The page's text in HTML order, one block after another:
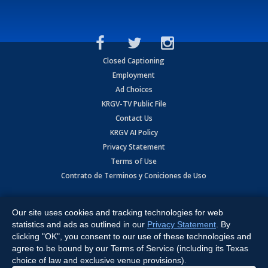
Closed Captioning
Employment
Ad Choices
KRGV-TV Public File
Contact Us
KRGV AI Policy
Privacy Statement
Terms of Use
Contrato de Terminos y Coniciones de Uso
Expressway, Weslaco, TX 78596.
All Rights Reserved. Powered by:Ruby Shore Software
Our site uses cookies and tracking technologies for web
statistics and ads as outlined in our Privacy Statement . By
clicking "OK", you consent to our use of these technologies and
agree to be bound by our Terms of Service (including its Texas
choice of law and exclusive venue provisions).